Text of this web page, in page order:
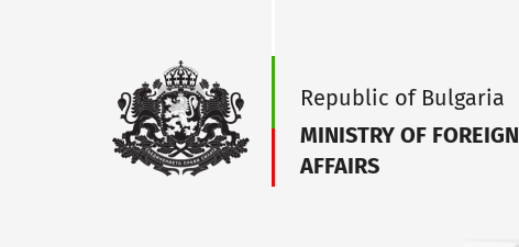
Republic of Bulgaria
MINISTRY OF FOREIGN
AFFAIRS